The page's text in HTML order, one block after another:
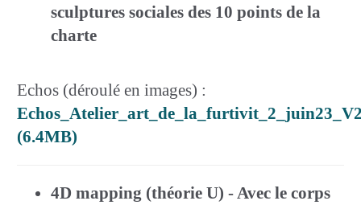
sculptures sociales des 10 points de la
charte
Echos (déroulé en images) :
(6.4MB)
4D mapping (théorie U) - Avec le corps